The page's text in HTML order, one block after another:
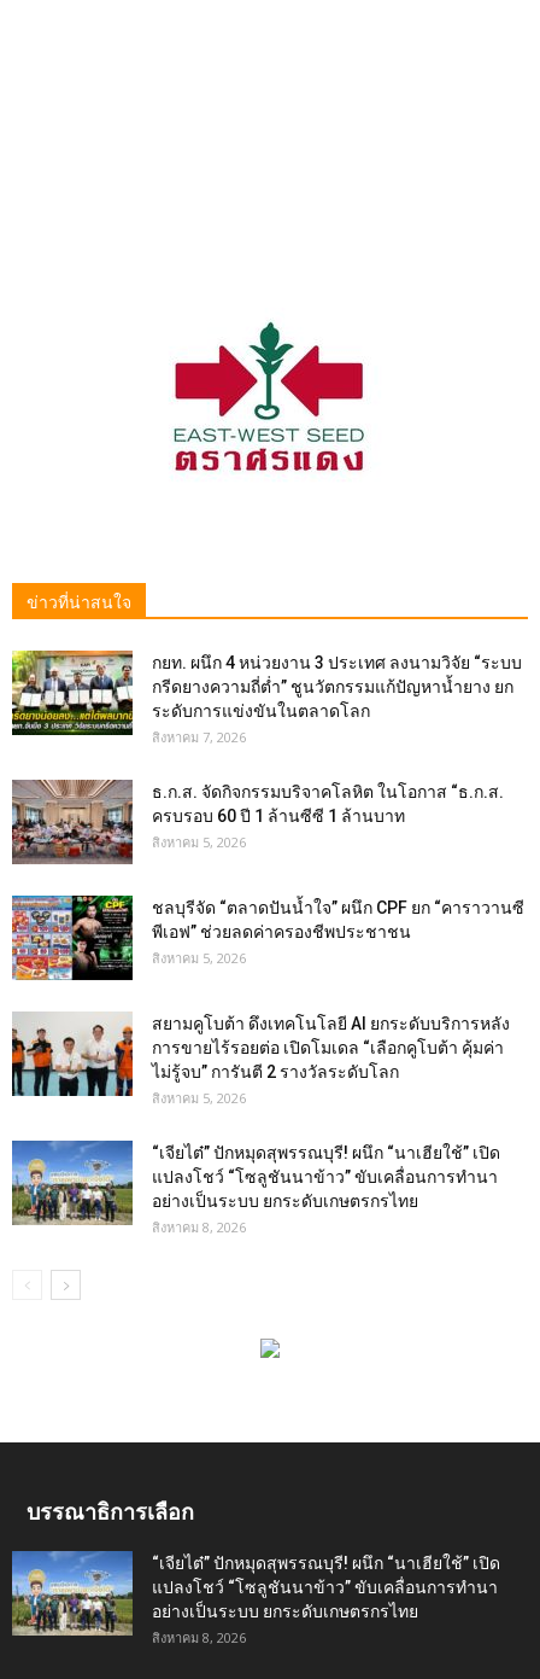
ข่าวที่น่าสนใจ
กยท. ผนึก 4 หน่วยงาน 3 ประเทศ ลงนามวิจัย “ระบบ
กรีดยางความถี่ต่ำ” ชูนวัตกรรมแก้ปัญหาน้ำยาง ยก
ระดับการแข่งขันในตลาดโลก
สิงหาคม 7, 2026
ธ.ก.ส. จัดกิจกรรมบริจาคโลหิต ในโอกาส “ธ.ก.ส.
ครบรอบ 60 ปี 1 ล้านซีซี 1 ล้านบาท
สิงหาคม 5, 2026
ชลบุรีจัด “ตลาดปันน้ำใจ” ผนึก CPF ยก “คาราวานซี
พีเอฟ” ช่วยลดค่าครองชีพประชาชน
สิงหาคม 5, 2026
สยามคูโบต้า ดึงเทคโนโลยี AI ยกระดับบริการหลัง
การขายไร้รอยต่อ เปิดโมเดล “เลือกคูโบต้า คุ้มค่า
ไม่รู้จบ” การันตี 2 รางวัลระดับโลก
สิงหาคม 5, 2026
“เจียไต๋” ปักหมุดสุพรรณบุรี! ผนึก “นาเฮียใช้” เปิด
แปลงโชว์ “โซลูชันนาข้าว” ขับเคลื่อนการทำนา
อย่างเป็นระบบ ยกระดับเกษตรกรไทย
สิงหาคม 8, 2026
บรรณาธิการเลือก
“เจียไต๋” ปักหมุดสุพรรณบุรี! ผนึก “นาเฮียใช้” เปิด
แปลงโชว์ “โซลูชันนาข้าว” ขับเคลื่อนการทำนา
อย่างเป็นระบบ ยกระดับเกษตรกรไทย
สิงหาคม 8, 2026